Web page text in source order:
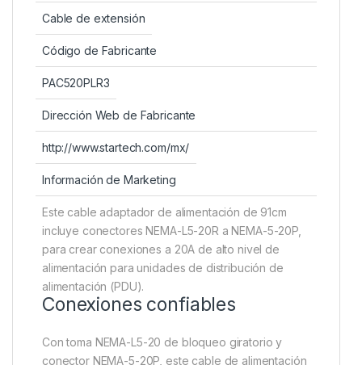
Cable de extensión
Código de Fabricante
PAC520PLR3
Dirección Web de Fabricante
http://www.startech.com/mx/
Información de Marketing
Este cable adaptador de alimentación de 91cm
incluye conectores NEMA-L5-20R a NEMA-5-20P,
para crear conexiones a 20A de alto nivel de
alimentación para unidades de distribución de
alimentación (PDU).
Conexiones confiables
Con toma NEMA-L5-20 de bloqueo giratorio y
conector NEMA-5-20P, este cable de alimentación